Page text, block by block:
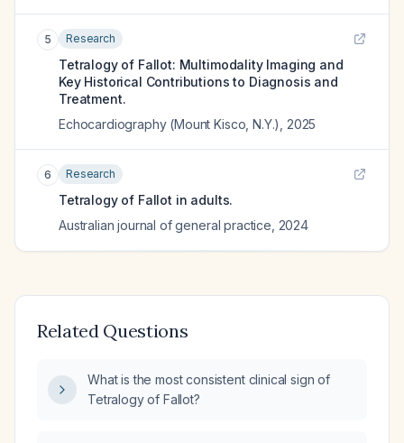
5 Research
Tetralogy of Fallot: Multimodality Imaging and
Key Historical Contributions to Diagnosis and
Treatment.
Echocardiography (Mount Kisco, N.Y.)
2025
6 Research
Tetralogy of Fallot in adults.
Australian journal of general practice 2024
Related Questions
What is the most consistent clinical sign of
Tetralogy of Fallot?